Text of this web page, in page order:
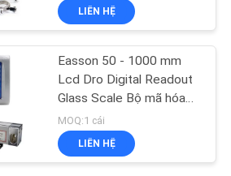
tuyến
16
LIÊN HỆ
Easson 50 - 1000 mm
Lcd Dro Digital Readout
Glass Scale Bộ mã hóa
tuyến tính
MOQ:1 cái
LIÊN HỆ